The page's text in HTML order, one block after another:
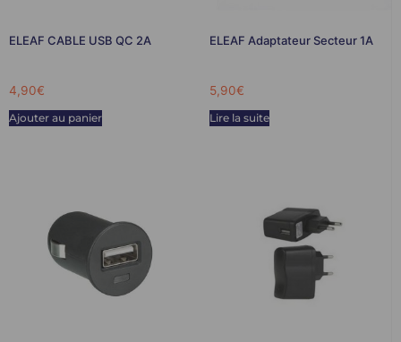
ELEAF CABLE USB QC 2A
4,90€
Ajouter au panier
ELEAF Adaptateur Secteur 1A
5,90€
Lire la suite